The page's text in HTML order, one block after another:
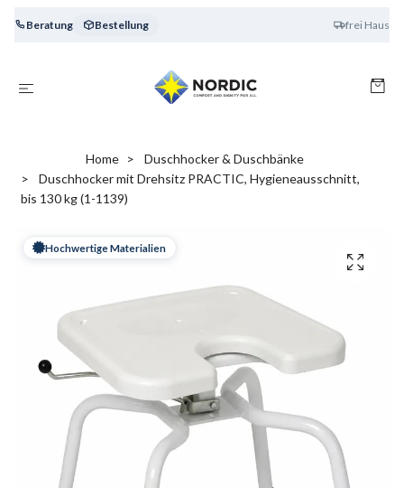
Beratung frei Haus
Bestellung
Home
Duschhocker & Duschbänke
Duschhocker mit Drehsitz PRACTIC, Hygieneausschnitt,
bis 130 kg (1-1139)
Hochwertige Materialien
Handfertigung in Europa